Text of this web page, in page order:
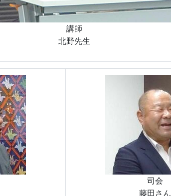
講師
北野先生
司会
藤田さん